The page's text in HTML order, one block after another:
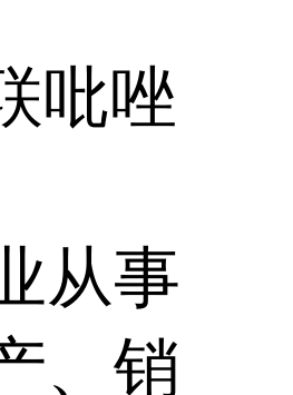
吡唑
从事
、销